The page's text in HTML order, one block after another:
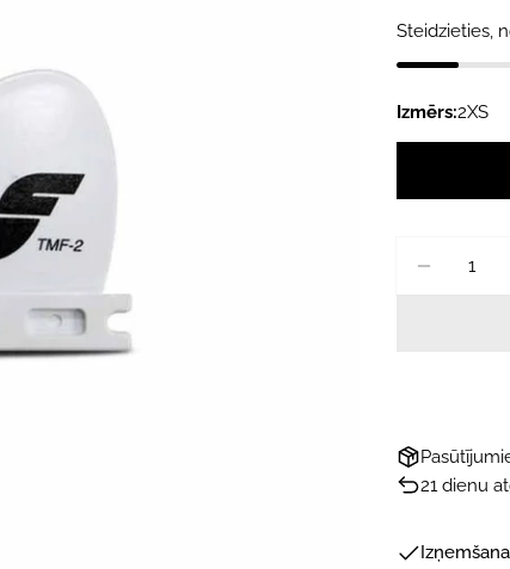
Steidzieties,
Izmērs:2XS
21 dienu